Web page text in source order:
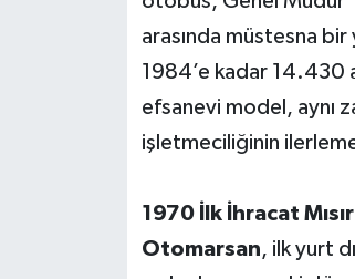
arasında müstesna
1984’e kadar 14.430
efsanevi model, aynı
işletmeciliğinin
1970 İlk İhracat
Otomarsan, ilk yurt